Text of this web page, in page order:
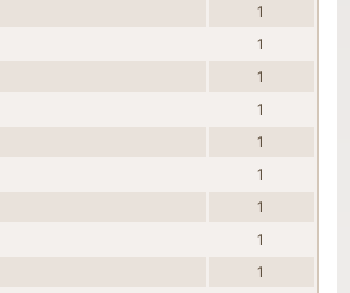
1
1
1
1
1
1
1
1
1